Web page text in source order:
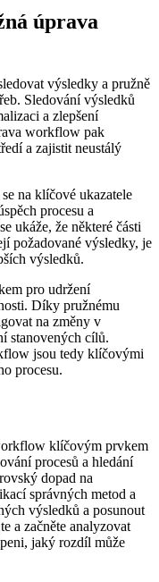
úprava
výsledky a pružně
Sledování výsledků
a zlepšení
workflow pak
a zajistit neustálý
na klíčové ukazatele
procesu a
ukáže, že některé části
požadované výsledky, je
výsledků.
pro udržení
Díky pružnému
na změny v
stanovených cílů.
jsou tedy klíčovými
procesu.
klíčovým prvkem
procesů a hledání
dopad na
správných metod a
výsledků a posunout
a začněte analyzovat
jaký rozdíl může